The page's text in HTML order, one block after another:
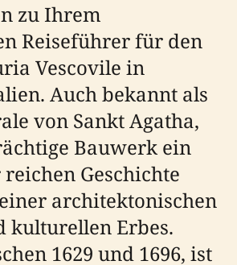
zu Ihrem
Reiseführer für den
Vescovile in
Auch bekannt als
von Sankt Agatha,
Bauwerk ein
Geschichte
architektonischen
kulturellen Erbes.
1629 und 1696, ist